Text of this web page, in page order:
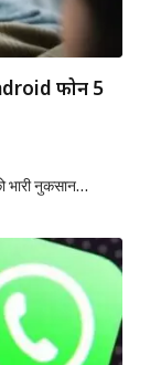
फोन 5
भारी नुकसान…